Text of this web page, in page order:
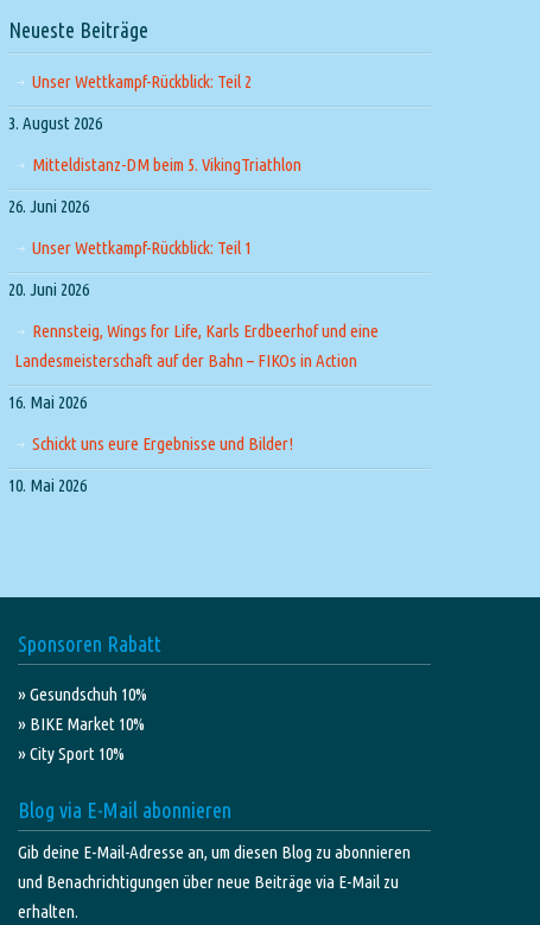
Neueste Beiträge
Unser Wettkampf-Rückblick: Teil 2
3. August 2026
Mitteldistanz-DM beim 5. VikingTriathlon
26. Juni 2026
Unser Wettkampf-Rückblick: Teil 1
20. Juni 2026
Rennsteig, Wings for Life, Karls Erdbeerhof und eine
Landesmeisterschaft auf der Bahn – FIKOs in Action
16. Mai 2026
Schickt uns eure Ergebnisse und Bilder!
10. Mai 2026
Sponsoren Rabatt
» Gesundschuh 10%
» BIKE Market 10%
» City Sport 10%
Blog via E-Mail abonnieren
Gib deine E-Mail-Adresse an, um diesen Blog zu abonnieren
und Benachrichtigungen über neue Beiträge via E-Mail zu
erhalten.